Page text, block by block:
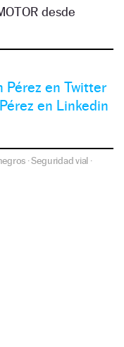
desde
Pérez en Twitter
en Linkedin
·Seguridad vial ·